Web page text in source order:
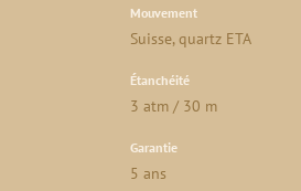
Mouvement
Suisse, quartz ETA
Étanchéité
3 atm / 30 m
Garantie
5 ans